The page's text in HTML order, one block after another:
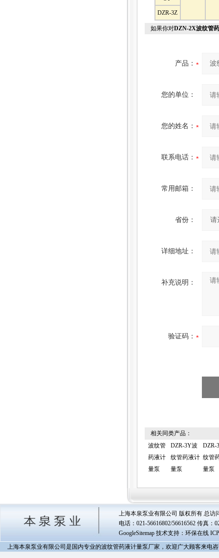
DZR-3Z
如果你对DZN-2X波纹管
产品：
您的单位：
您的姓名：
联系电话：
常用邮箱：
省份：
详细地址：
补充说明：
验证码：
相关同类产品：
波纹管
药液计
量泵
DZR-3Y波
纹管药液计
量泵
DZR-
纹管
量泵
上海本泉泵业有限公司 版权所有 总访
电话：021-56616802/56616562 传真：
GoogleSitemap技术支持：环保在线
上海本泉泵业有限公司是国内专业的波纹管药液计量泵厂家，欢迎广大顾客来电